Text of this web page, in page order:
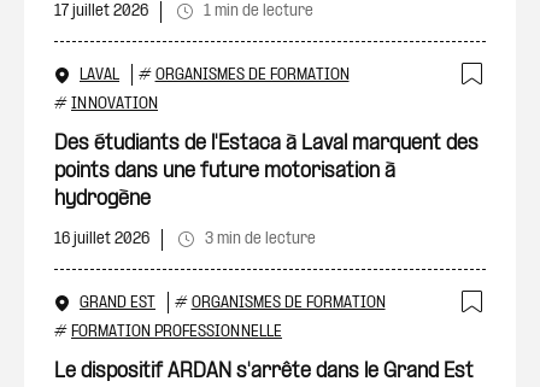
17 juillet 2026 1 min de lecture
LAVAL # ORGANISMES DE FORMATION
# INNOVATION
Des étudiants de l'Estaca à Laval marquent des
points dans une future motorisation à
hydrogène
16 juillet 2026 3 min de lecture
GRAND EST # ORGANISMES DE FORMATION
# FORMATION PROFESSIONNELLE
Le dispositif ARDAN s'arrête dans le Grand Est